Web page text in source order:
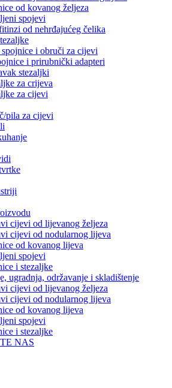
od kovanog željeza
spojevi
od nehrđajućeg čelika
i obruči za cijevi
i prirubnički adapteri
stezaljki
za crijeva
za cijevi
pila za cijevi
cijevi od lijevanog željeza
cijevi od nodularnog lijeva
od kovanog lijeva
spojevi
i stezaljke
ugradnja, održavanje i skladištenje
cijevi od lijevanog željeza
cijevi od nodularnog lijeva
od kovanog lijeva
spojevi
i stezaljke
NAS